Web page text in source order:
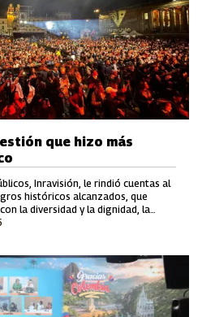
que hizo más
Inravisión, le rindió cuentas al
históricos alcanzados, que
la diversidad y la dignidad, la
fomento a la cultura y el cuidado